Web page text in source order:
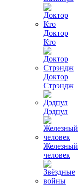
Доктор
Кто
Доктор
Стрэндж
Дэдпул
Железный
человек